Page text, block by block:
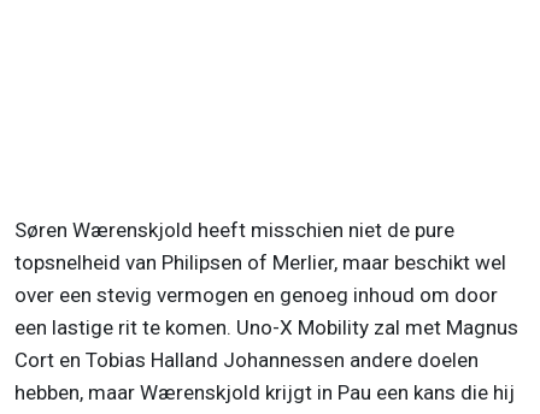
Søren Wærenskjold heeft misschien niet de pure
topsnelheid van Philipsen of Merlier, maar beschikt wel
over een stevig vermogen en genoeg inhoud om door
een lastige rit te komen. Uno-X Mobility zal met Magnus
Cort en Tobias Halland Johannessen andere doelen
hebben, maar Wærenskjold krijgt in Pau een kans die hij